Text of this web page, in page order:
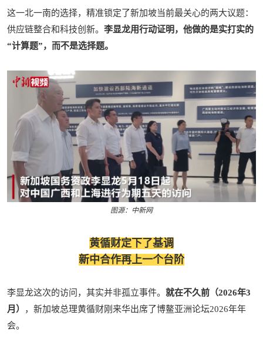
这一北一南的选择，精准锁定了新加坡当前最关心的两大议题：
供应链整合和科技创新。李显龙用行动证明，他做的是实打实的
“计算题”，而不是选择题。
图源：中新网
黄循财定下了基调
新中合作再上一个台阶
李显龙这次的访问，其实并非孤立事件。就在不久前（2026年3
月） ，新加坡总理黄循财刚来华出席了博鳌亚洲论坛2026年年
会。